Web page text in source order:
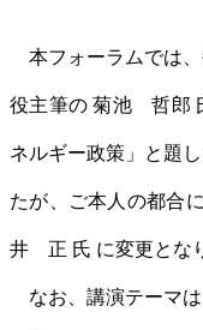
本フォーラムでは
役主筆の 菊池 哲郎
ネルギー政策」と題
たが、ご本人の都合
井 正 氏 に変更とな
なお、講演テーマは